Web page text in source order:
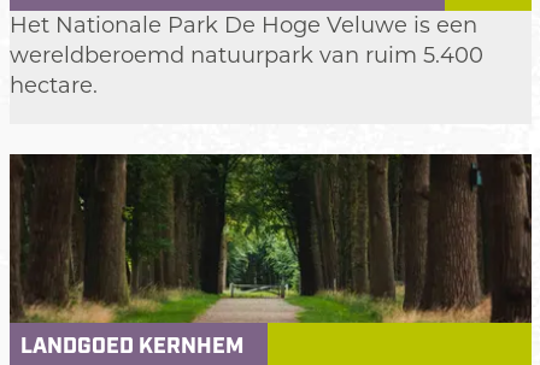
H
e
t
n
a
l
Het Nationale Park De Hoge Veluwe is een
wereldberoemd natuurpark van ruim 5.400
hectare.
LANDGOED KERNHEM